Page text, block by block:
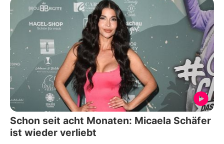
Schon seit acht Monaten: Micaela Schäfer
ist wieder verliebt